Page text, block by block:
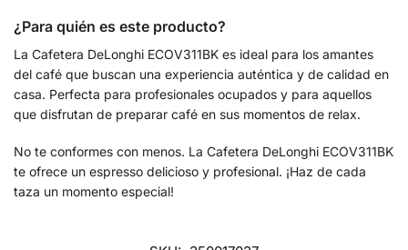
¿Para quién es este producto?
La Cafetera DeLonghi ECOV311BK es ideal para los amantes
del café que buscan una experiencia auténtica y de calidad en
casa. Perfecta para profesionales ocupados y para aquellos
que disfrutan de preparar café en sus momentos de relax.
No te conformes con menos. La Cafetera DeLonghi ECOV311BK
te ofrece un espresso delicioso y profesional. ¡Haz de cada
taza un momento especial!